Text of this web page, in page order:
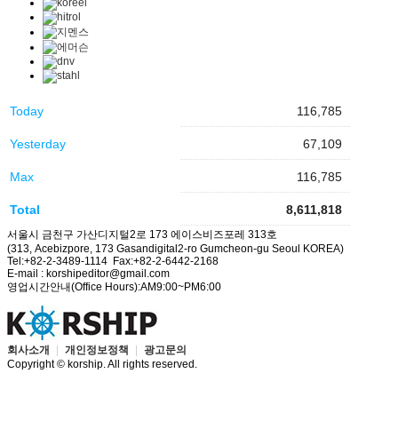
Today 116,785
Yesterday 67,109
Max 116,785
Total 8,611,818
서울시 금천구 가산디지털2로 173 에이스비즈포레 313호
(313, Acebizpore, 173 Gasandigital2-ro Gumcheon-gu Seoul KOREA)
Tel:+82-2-3489-1114 Fax:+82-2-6442-2168
E-mail : korshipeditor@gmail.com
영업시간안내(Office Hours):AM9:00~PM6:00
회사소개 | 개인정보정책 | 광고문의
Copyright © korship. All rights reserved.